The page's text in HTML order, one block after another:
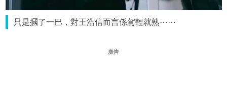
只是摑了一巴，對王浩信而言係駕輕就熟⋯⋯
廣告